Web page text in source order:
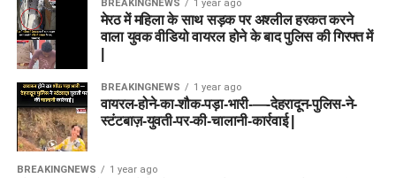
BREAKINGNEWS 1 year ago
मेरठ में महिला के साथ सड़क पर अश्लील हरकत करने
वाला युवक वीडियो वायरल होने के बाद पुलिस की गिरफ्त में
BREAKINGNEWS 1 year ago
वायरल-होने-का-शौक-पड़ा-भारी-—-देहरादून-पुलिस-ने-
स्टंटबाज़-युवती-पर-की-चालानी-कार्रवाई |
BREAKINGNEWS 1 year ago